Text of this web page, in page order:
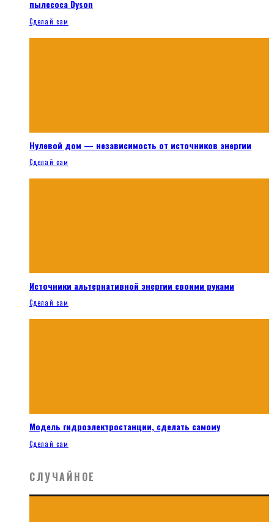
пылесоса Dyson
Сделай сам
Нулевой дом — независимость от источников энергии
Сделай сам
Источники альтернативной энергии своими руками
Сделай сам
Модель гидроэлектростанции, сделать самому
Сделай сам
СЛУЧАЙНОЕ